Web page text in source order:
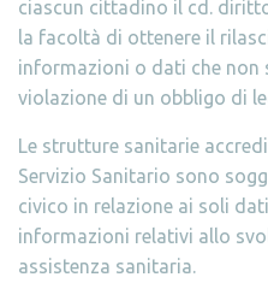
ciascun cittadino il cd.
la facoltà di ottenere il
informazioni o dati che non
violazione di un obbligo di
Le strutture sanitarie
Servizio Sanitario sono
civico in relazione ai soli
informazioni relativi allo
assistenza sanitaria.